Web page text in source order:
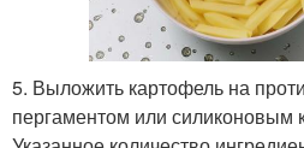
5. Выложить картофель на
пергаментом или силиконовым